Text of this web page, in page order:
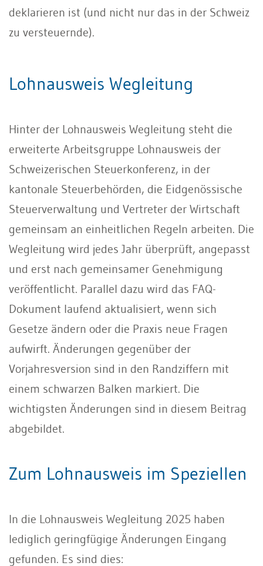
deklarieren ist (und nicht nur das in der Schweiz
zu versteuernde).
Lohnausweis Wegleitung
Hinter der Lohnausweis Wegleitung steht die
erweiterte Arbeitsgruppe Lohnausweis der
Schweizerischen Steuerkonferenz, in der
kantonale Steuerbehörden, die Eidgenössische
Steuerverwaltung und Vertreter der Wirtschaft
gemeinsam an einheitlichen Regeln arbeiten. Die
Wegleitung wird jedes Jahr überprüft, angepasst
und erst nach gemeinsamer Genehmigung
veröffentlicht. Parallel dazu wird das FAQ-
Dokument laufend aktualisiert, wenn sich
Gesetze ändern oder die Praxis neue Fragen
aufwirft. Änderungen gegenüber der
Vorjahresversion sind in den Randziffern mit
einem schwarzen Balken markiert. Die
wichtigsten Änderungen sind in diesem Beitrag
abgebildet.
Zum Lohnausweis im Speziellen
In die Lohnausweis Wegleitung 2025 haben
lediglich geringfügige Änderungen Eingang
gefunden. Es sind dies: